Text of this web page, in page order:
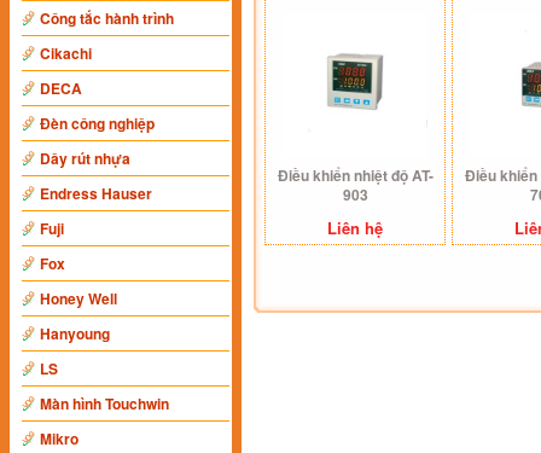
Công tắc hành trình
Cikachi
DECA
Đèn công nghiệp
Dây rút nhựa
Endress Hauser
Fuji
Fox
Honey Well
Hanyoung
LS
Màn hình Touchwin
Mikro
Điều khiển nhiệt độ AT-
903
Liên hệ
Điều khiển